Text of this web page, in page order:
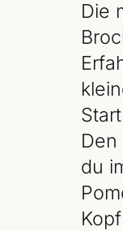
Die
du